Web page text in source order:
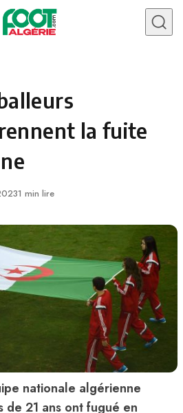
la fuite
1 min lire
nationale algérienne
de 21 ans ont fugué en